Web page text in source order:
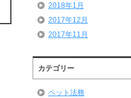
2018年1月
2017年12月
2017年11月
カテゴリー
ペット法務